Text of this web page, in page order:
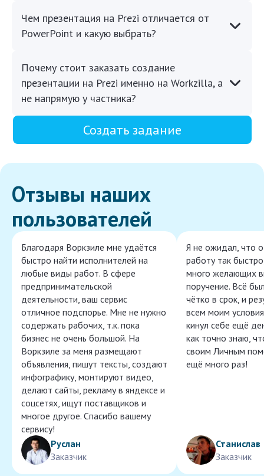
Чем презентация на Prezi отличается от
PowerPoint и какую выбрать?
Почему стоит заказать создание
презентации на Prezi именно на Workzilla, а
не напрямую у частника?
Создать задание
Отзывы наших
пользователей
Благодаря Воркзиле мне удаётся
быстро найти исполнителей на
любые виды работ. В сфере
предпринимательской
деятельности, ваш сервис
отличное подспорье. Мне не нужно
содержать рабочих, т.к. пока
бизнес не очень большой. На
Воркзиле за меня размещают
объявления, пишут тексты, создают
инфографику, монтируют видео,
делают сайты, рекламу в яндексе и
соцсетях, ищут поставщиков и
многое другое. Спасибо вашему
сервису!
Руслан
Заказчик
Я не ожидал, что
работу так
много желающих
поручение. Всё
чётко в срок, и
всем моим
кинул себе ещё
как точно знаю,
своим Личным
ещё много раз!
Станислав
Заказчик